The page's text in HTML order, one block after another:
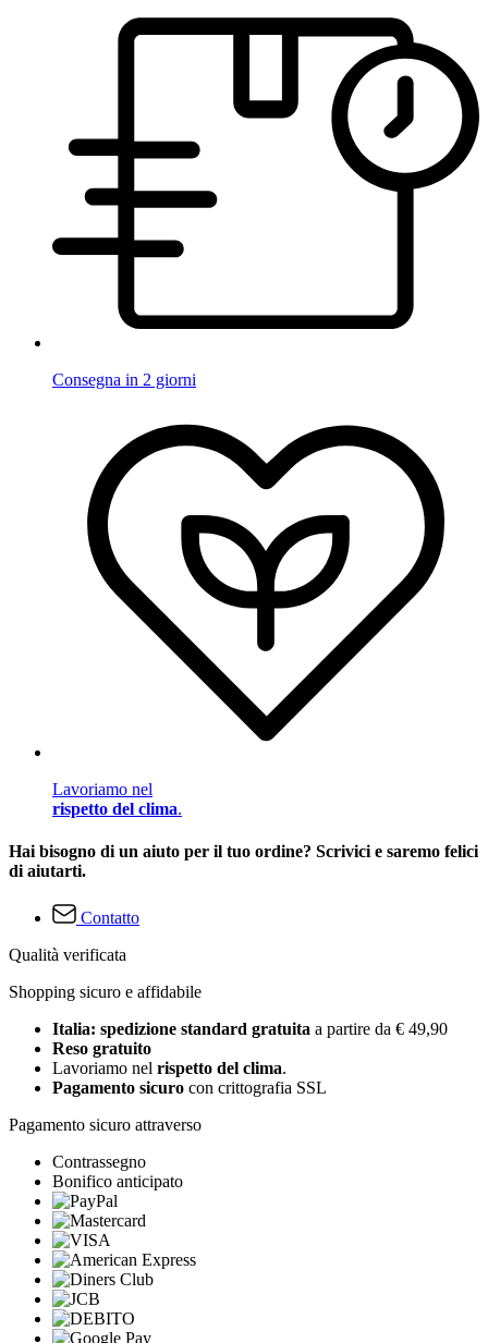
Consegna in 2 giorni
Lavoriamo nel
rispetto del clima.
Hai bisogno di un aiuto per il tuo ordine? Scrivici e saremo felici
di aiutarti.
Contatto
Qualità verificata
Shopping sicuro e affidabile
Italia: spedizione standard gratuita a partire da € 49,90
Reso gratuito
Lavoriamo nel rispetto del clima.
Pagamento sicuro con crittografia SSL
Pagamento sicuro attraverso
Contrassegno
Bonifico anticipato